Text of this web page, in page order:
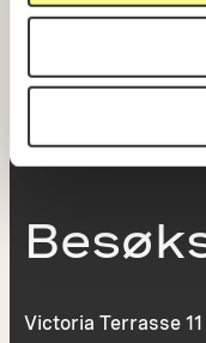
0130 Oslo
post@koro.no
Victoria Terrasse 11